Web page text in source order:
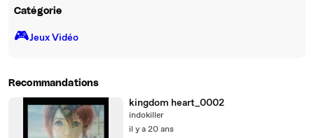
Catégorie
🎮️Jeux Vidéo
Recommandations
kingdom heart_0002
indokiller
il y a 20 ans